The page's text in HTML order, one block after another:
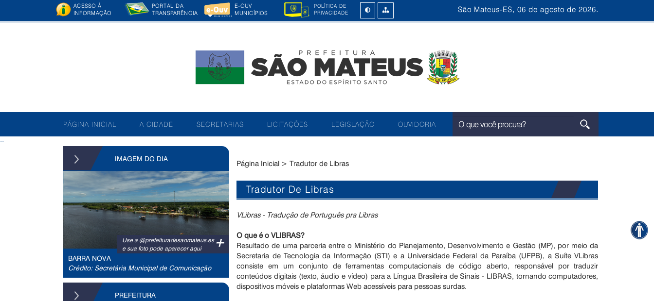
ACESSO À
INFORMAÇÃO
PORTAL DA
TRANSPARÊNCIA
E-OUV
MUNICÍPIOS
POLÍTICA DE
PRIVACIDADE
São Mateus-ES, 06 de agosto de 2026.
PÁGINA INICIAL A CIDADE SECRETARIAS LICITAÇÕES LEGISLAÇÃO OUVIDORIA
--
IMAGEM DO DIA
+
Use a @prefeituradesaomateus.es
e sua foto pode aparecer aqui
BARRA NOVA
Crédito: Secretária Municipal de Comunicação
PREFEITURA
Página Inicial > Tradutor de Libras
Tradutor De Libras
VLibras - Tradução de Português pra Libras
O que é o VLIBRAS?
Resultado de uma parceria entre o Ministério do Planejamento, Desenvolvimento e Gestão (MP), por meio da
Secretaria de Tecnologia da Informação (STI) e a Universidade Federal da Paraíba (UFPB), a Suíte VLibras
consiste em um conjunto de ferramentas computacionais de código aberto, responsável por traduzir
conteúdos digitais (texto, áudio e vídeo) para a Língua Brasileira de Sinais - LIBRAS, tornando computadores,
dispositivos móveis e plataformas Web acessíveis para pessoas surdas.